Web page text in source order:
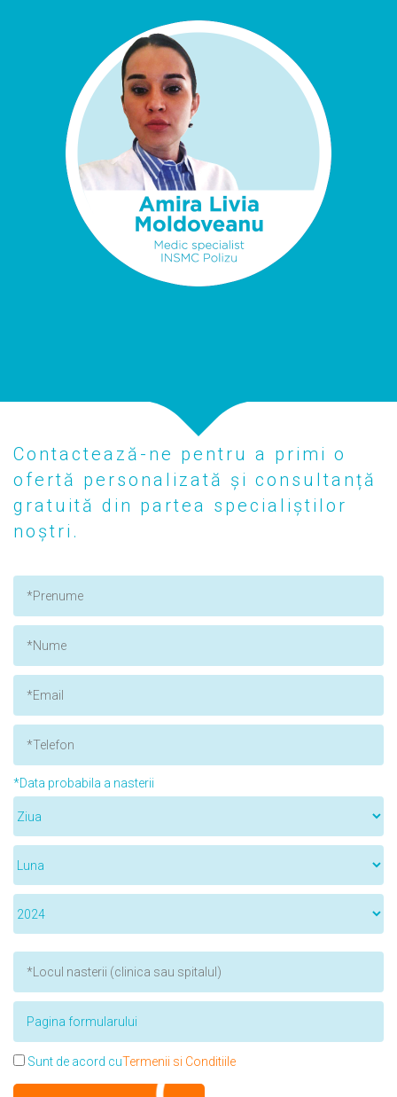
Contactează-ne pentru a primi o
ofertă personalizată și consultanță
gratuită din partea specialiștilor
noștri.
*Data probabila a nasterii
Sunt de acord cuTermenii si Conditiile